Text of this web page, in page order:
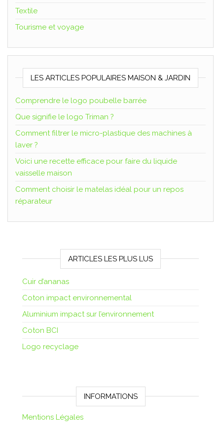
Textile
Tourisme et voyage
LES ARTICLES POPULAIRES MAISON & JARDIN
Comprendre le logo poubelle barrée
Que signifie le logo Triman ?
Comment filtrer le micro-plastique des machines à
laver ?
Voici une recette efficace pour faire du liquide
vaisselle maison
Comment choisir le matelas idéal pour un repos
réparateur
ARTICLES LES PLUS LUS
Cuir d’ananas
Coton impact environnemental
Aluminium impact sur l’environnement
Coton BCI
Logo recyclage
INFORMATIONS
Mentions Légales